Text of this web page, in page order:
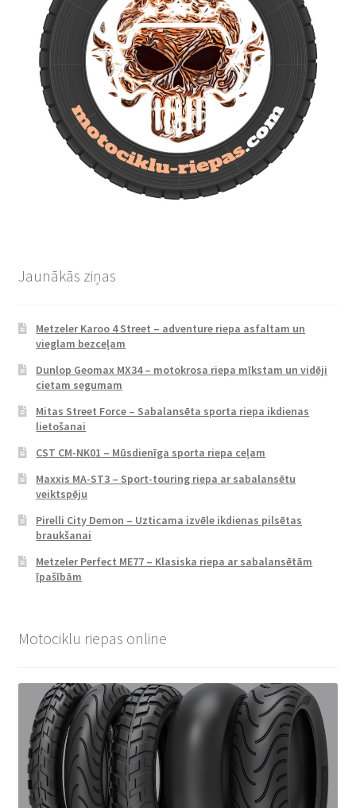
Jaunākās ziņas
Metzeler Karoo 4 Street – adventure riepa asfaltam un
vieglam bezceļam
Dunlop Geomax MX34 – motokrosa riepa mīkstam un vidēji
cietam segumam
Mitas Street Force – Sabalansēta sporta riepa ikdienas
lietošanai
CST CM-NK01 – Mūsdienīga sporta riepa ceļam
Maxxis MA-ST3 – Sport-touring riepa ar sabalansētu
veiktspēju
Pirelli City Demon – Uzticama izvēle ikdienas pilsētas
braukšanai
Metzeler Perfect ME77 – Klasiska riepa ar sabalansētām
īpašībām
Motociklu riepas online